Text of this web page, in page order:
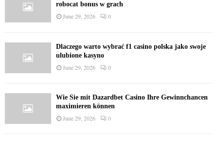
robocat bonus w grach
June 29, 2026 0
Dlaczego warto wybrać f1 casino polska jako swoje
ulubione kasyno
June 29, 2026 0
Wie Sie mit Dazardbet Casino Ihre Gewinnchancen
maximieren können
June 29, 2026 0